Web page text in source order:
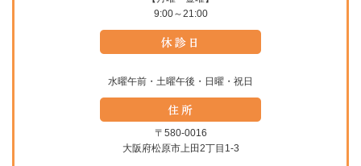
9:00～21:00
水曜午前・土曜午後・日曜・祝日
〒580-0016
大阪府松原市上田2丁目1-3